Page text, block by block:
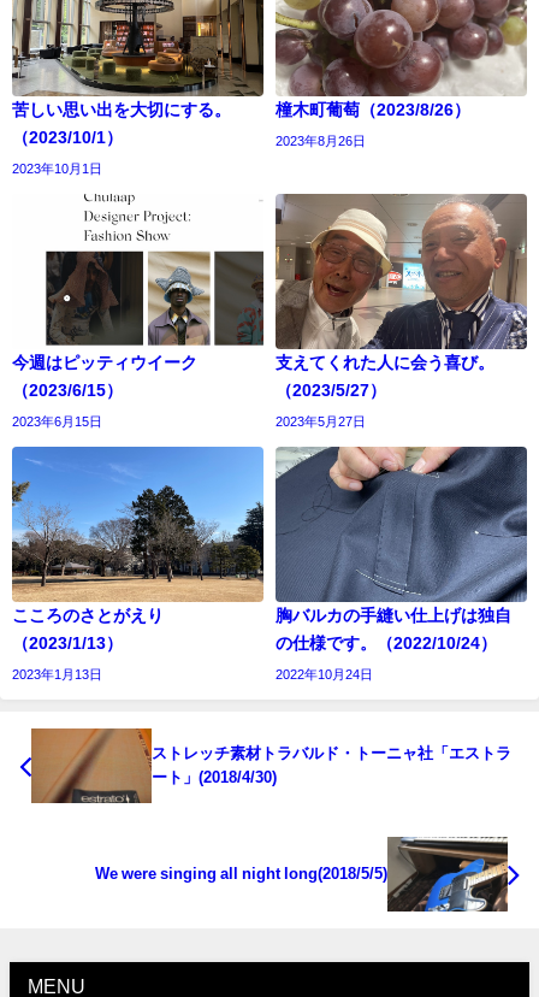
苦しい思い出を大切にする。
（2023/10/1）
2023年10月1日
橦木町葡萄（2023/8/26）
2023年8月26日
今週はピッティウイーク
（2023/6/15）
2023年6月15日
支えてくれた人に会う喜び。
（2023/5/27）
2023年5月27日
こころのさとがえり
（2023/1/13）
2023年1月13日
胸バルカの手縫い仕上げは独自
の仕様です。（2022/10/24）
2022年10月24日
ストレッチ素材トラバルド・トーニャ社「エストラ
ート」(2018/4/30)
We were singing all night long(2018/5/5)
MENU